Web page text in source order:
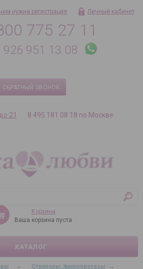
775 27 11
926 951 13 08
ОБРАТНЫЙ ЗВОНОК
нужна регистрация Личный кабинет
21 8 495 181 08 18 по Москве
Корзина
Ваша корзина пуста
КАТАЛОГ
→ Страпоны, фаллопротезы
→